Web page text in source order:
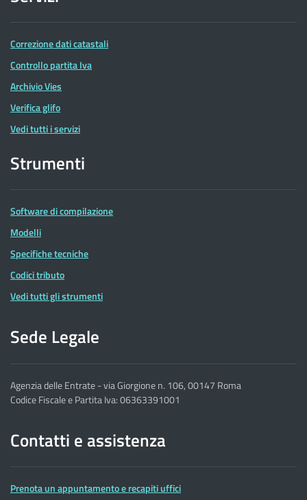
Correzione dati catastali
Controllo partita Iva
Archivio Vies
Verifica glifo
Vedi tutti i servizi
Strumenti
Software di compilazione
Modelli
Specifiche tecniche
Codici tributo
Vedi tutti gli strumenti
Sede Legale
Agenzia delle Entrate - via Giorgione n. 106, 00147 Roma
Codice Fiscale e Partita Iva: 06363391001
Contatti e assistenza
Prenota un appuntamento e recapiti uffici